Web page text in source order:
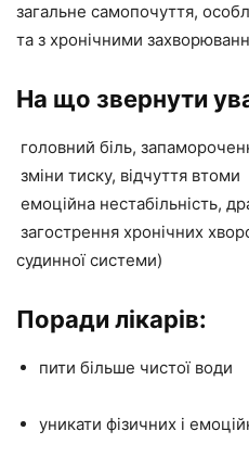
загальне самопочуття,
та з хронічними
На що звернути
головний біль,
зміни тиску, відчуття втоми
емоційна нестабільність,
загострення хронічних
судинної системи)
Поради лікарів:
пити більше чистої води
уникати фізичних і